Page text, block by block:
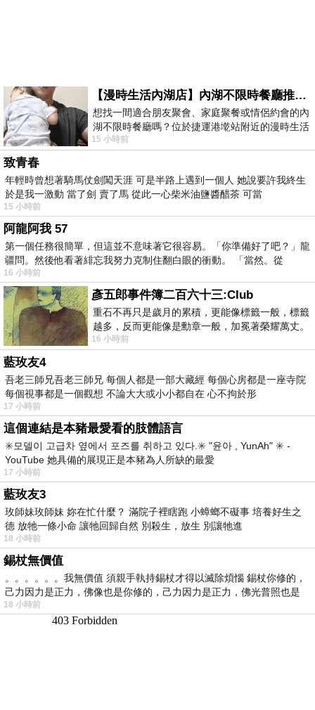
【漫時生活內湖店】內湖不限時餐廳推薦｜捷運港墘站美食，聚餐、約會、家庭聚會首選，正餐甜點一次滿足
想找一間適合朋友聚會、家庭聚餐或情侶約會的內
湖不限時餐廳嗎？位於捷運港墘站附近的漫時生活
內湖店，從捷運站步行約4分鐘即可抵
15 小時前
致青春
年輕時曾想著騎馬仗劍闖天涯 可是半路上遇到一個人 她說要許我終生
於是我一激動 當了劍 賣了馬 從此一心柴米油鹽醬醋茶 可當
15 小時前
阿龍阿我 57
第一個任務很簡單，但這並不意味著它很容易。「你準備好了吧？」龍
疆問。然後他看著緋忘我努力克制住翻白眼的衝動。 「當然。從
16 小時前
彥五郎事件簿二百六十三:Club
重石不再只是歲月的累積，更能像標籤一般，標籤
越多，反而更能像是勳章一般，加冕著榮耀萬丈。
習慣一如縱容，成了再難輕輕放下的罪證
16 小時前
藍玫友4
吾老三師兄吾老三師兄 每個人都是一部大藏經 每個心房都是一座寺院
每個視事都是一個觀想 不論大大或小小都自在 心不拘於形
17 小時前
這個連結是本豬最愛看的肢體語言
✳️모델이 고급차 옆에서 포즈를 취하고 있다.✳️ "윤아 , YunAh" ✳️ -
YouTube 她具備的展現正是本豬為人所缺的最愛
17 小時前
藍玫友3
玫師妹玫師妹 妳在忙什麼？ 滿院子裡瞎跑 小蟑螂不礙事 培養好生之
德 放牠一條小命 讓牠回歸自然 別殺生，放生 別讓牠進
18 小時前
錫杖無價值
。。。。。。我無價值 須親手執持錫杖才得以滅除煩惱 錫杖你修的，
己力因力是正力，佛像也是你修的，己力因力是正力，佛光普照也是
18 小時前